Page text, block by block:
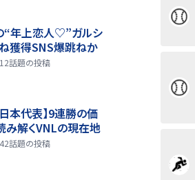
“年上恋人♡”ガルシ
獲得SNS爆跳ねか
話題の投稿
本代表】9連勝の価
み解くVNLの現在地
話題の投稿